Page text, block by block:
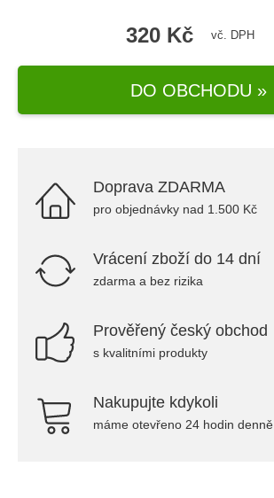
320 Kč vč. DPH
DO OBCHODU »
Doprava ZDARMA
pro objednávky nad 1.500 Kč
Vrácení zboží do 14 dní
zdarma a bez rizika
Prověřený český obchod
s kvalitními produkty
Nakupujte kdykoli
máme otevřeno 24 hodin denně